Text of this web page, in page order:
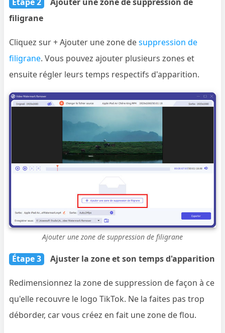
Étape 2
Ajouter une zone de suppression de
filigrane
Cliquez sur + Ajouter une zone desuppression de
filigrane. Vous pouvez ajouter plusieurs zones et
ensuite régler leurs temps respectifs d'apparition.
Ajouter une zone de suppression de filigrane
Étape 3 Ajuster la zone et son temps d'apparition
Redimensionnez la zone de suppression de façon à ce
qu'elle recouvre le logo TikTok. Ne la faites pas trop
déborder, car vous créez en fait une zone de flou.